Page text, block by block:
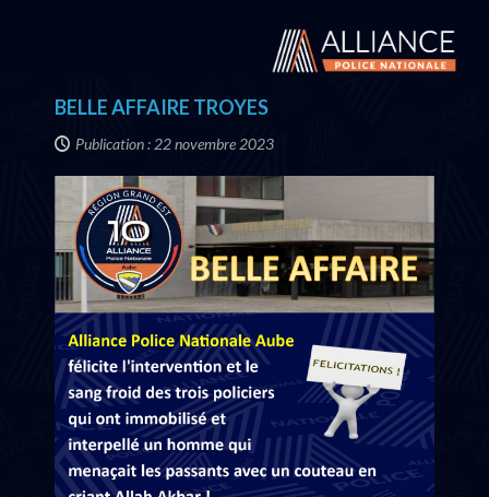
BELLE AFFAIRE TROYES
Publication : 22 novembre 2023